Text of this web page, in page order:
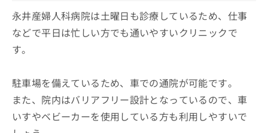
永井産婦人科病院は土曜日も診療しているため、仕事
などで平日は忙しい方でも通いやすいクリニックで
す。
駐車場を備えているため、車での通院が可能です。
また、院内はバリアフリー設計となっているので、車
いすやベビーカーを使用している方も利用しやすいで